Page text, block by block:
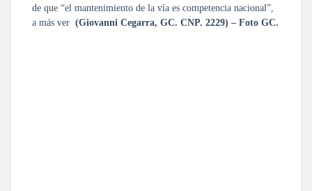
de que “el mantenimiento de la vía es competencia nacional”,
a más ver (Giovanni Cegarra, GC. CNP. 2229) – Foto GC.